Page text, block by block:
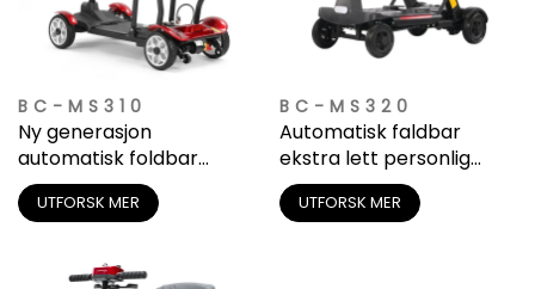
BC-MS310
Ny generasjon
automatisk foldbar
mobilhetsmoped
(OEM/ODM)
UTFORSK MER
BC-MS320
Automatisk faldbar
ekstra lett personlig
mobilscooter for voksne
UTFORSK MER